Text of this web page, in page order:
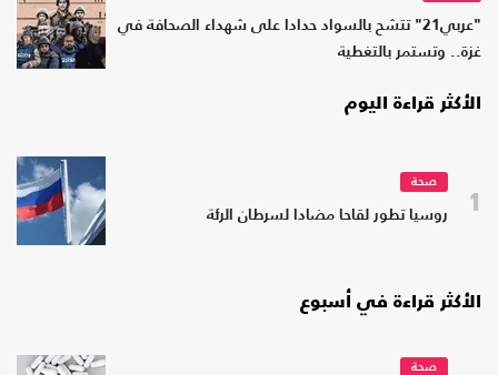
"عربي21" تتشح بالسواد حدادا على شهداء الصحافة في
غزة.. وتستمر بالتغطية
الأكثر قراءة اليوم
1
صحة
روسيا تطور لقاحا مضادا لسرطان الرئة
الأكثر قراءة في أسبوع
صحة